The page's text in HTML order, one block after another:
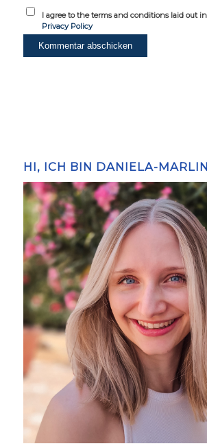
I agree to the terms and conditions laid out
Privacy Policy
HI, ICH BIN DANIELA-